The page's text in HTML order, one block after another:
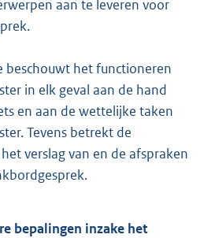
aan te leveren voor
beschouwt het functioneren
in elk geval aan de hand
en aan de wettelijke taken
Tevens betrekt de
verslag van en de afspraken
bepalingen inzake het